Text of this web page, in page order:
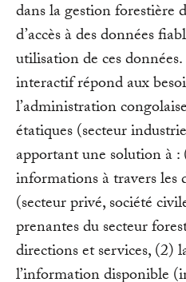
dans la gestion forestière
d’accès à des données
utilisation de ces
interactif répond aux
l’administration
étatiques (secteur
apportant une solution à
informations à travers les
(secteur privé, société
prenantes du secteur
directions et services, (2)
l’information disponible